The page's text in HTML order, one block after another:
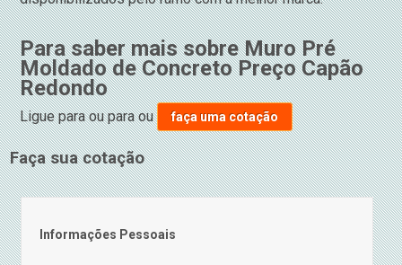
Para saber mais sobre Muro Pré
Moldado de Concreto Preço Capão
Redondo
Ligue paraou paraou faça uma cotação
Faça sua cotação
Informações Pessoais